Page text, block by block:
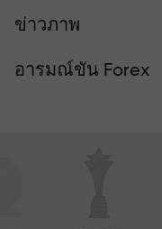
ข่าวภาพ
อารมณ์ขัน Forex